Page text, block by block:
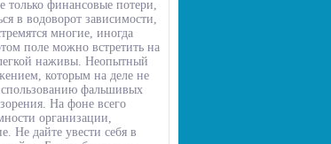
только финансовые потери,
в водоворот зависимости,
многие, иногда
поле можно встретить на
наживы. Неопытный
которым на деле не
фальшивых
На фоне всего
организации,
Не дайте увести себя в